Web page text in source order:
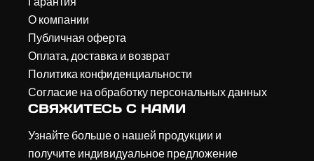
О компании
Публичная оферта
Оплата, доставка и возврат
Политика конфиденциальности
Согласие на обработку персональных данных
СВЯЖИТЕСЬ С НАМИ
Узнайте больше о нашей продукции и
получите индивидуальное предложение